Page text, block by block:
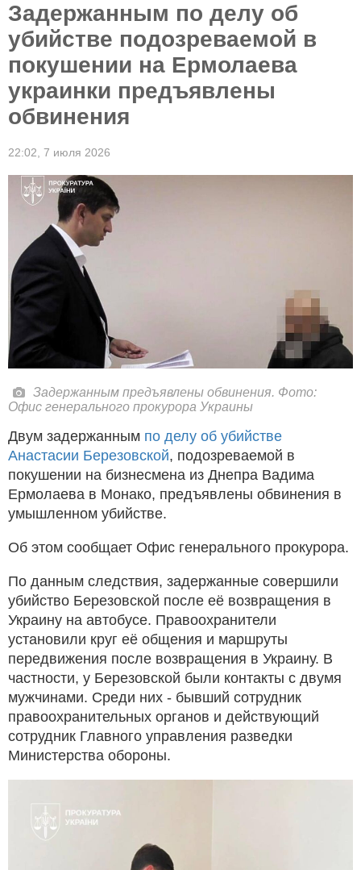
Задержанным по делу об
убийстве подозреваемой в
покушении на Ермолаева
украинки предъявлены
обвинения
22:02, 7 июля 2026
Задержанным предъявлены обвинения. Фото:
Офис генерального прокурора Украины
Двум задержанным по делу об убийстве
Анастасии Березовской, подозреваемой в
покушении на бизнесмена из Днепра Вадима
Ермолаева в Монако, предъявлены обвинения в
умышленном убийстве.
Об этом сообщает Офис генерального прокурора.
По данным следствия, задержанные совершили
убийство Березовской после её возвращения в
Украину на автобусе. Правоохранители
установили круг её общения и маршруты
передвижения после возвращения в Украину. В
частности, у Березовской были контакты с двумя
мужчинами. Среди них - бывший сотрудник
правоохранительных органов и действующий
сотрудник Главного управления разведки
Министерства обороны.